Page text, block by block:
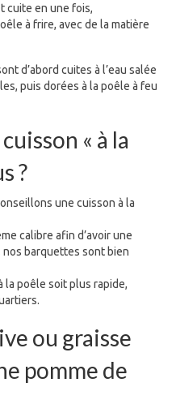
cuite en une fois,
à frire, avec de la matière
d’abord cuites à l’eau salée
puis dorées à la poêle à feu
« à la
?
une cuisson à la
calibre afin d’avoir une
nos barquettes sont bien
la poêle soit plus rapide,
ou graisse
pomme de